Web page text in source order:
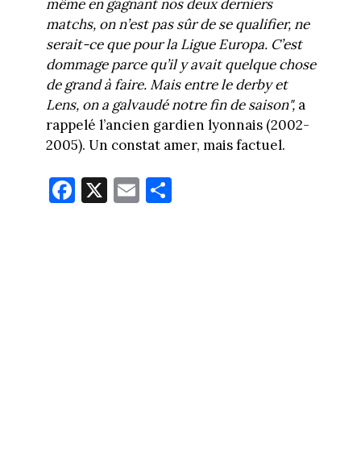
même en gagnant nos deux derniers
matchs, on n’est pas sûr de se qualifier, ne
serait-ce que pour la Ligue Europa. C’est
dommage parce qu’il y avait quelque chose
de grand à faire. Mais entre le derby et
Lens, on a galvaudé notre fin de saison", a
rappelé l’ancien gardien lyonnais (2002-
2005). Un constat amer, mais factuel.
Fa
ce
X E
m
Pa
rt